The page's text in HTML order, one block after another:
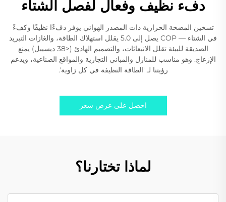
دفء نظيف وفعال لفصل الشتاء
تسخين المضخة الحرارية ذات المصدر الهوائي يوفر دفءًا نظيفًا وكفءً
في الشتاء — COP يصل إلى 5.0 يقلل استهلاك الطاقة، والغازات التبريد
الصديقة للبيئة تقلل الانبعاثات، والتصميم الهادئ (<38 ديسيبل) يمنع
الإزعاج. وهو مناسب للمنازل والمباني التجارية والمواقع الصناعية، ويدعم
رؤيتنا لـ 'الطاقة النظيفة في كل زاوية'.
احصل على عرض سعر
لماذا تختارنا؟